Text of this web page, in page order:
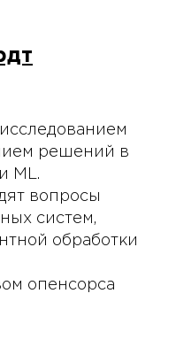
решений в
ML.
вопросы
систем,
обработки
опенсорса